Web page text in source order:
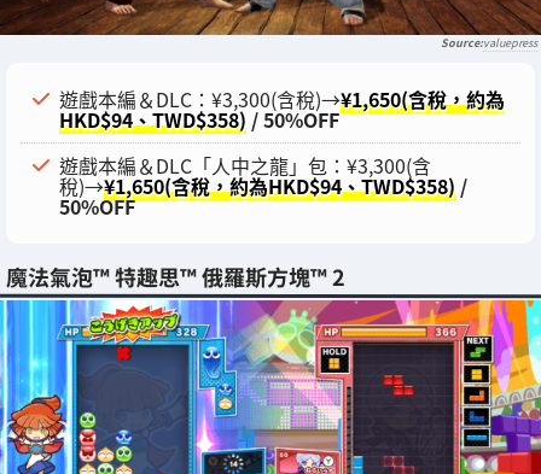
valuepress
遊戲本編＆DLC：¥3,300(含稅)→¥1,650(含稅，約為
HKD$94、TWD$358) / 50%OFF
遊戲本編＆DLC「人中之龍」包：¥3,300(含
稅)→¥1,650(含稅，約為HKD$94、TWD$358) /
50%OFF
魔法氣泡™ 特趣思™ 俄羅斯方塊™ 2